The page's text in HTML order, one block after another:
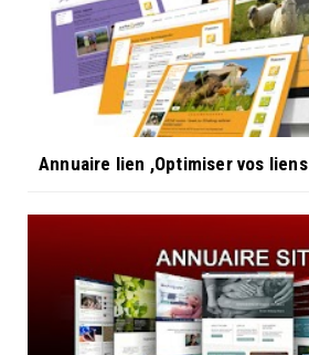
Annuaire lien ,Optimiser vos liens